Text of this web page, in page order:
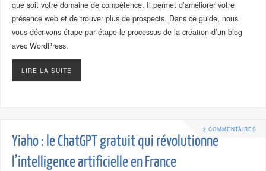
que soit votre domaine de compétence. Il permet d’améliorer votre
présence web et de trouver plus de prospects. Dans ce guide, nous
vous décrivons étape par étape le processus de la création d’un blog
avec WordPress.
LIRE LA SUITE
2 COMMENTAIRES
Yiaho : le ChatGPT gratuit qui révolutionne
l’intelligence artificielle en France